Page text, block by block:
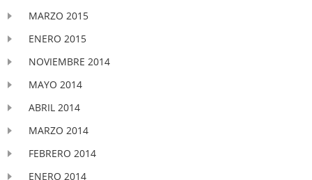
MARZO 2015
ENERO 2015
NOVIEMBRE 2014
MAYO 2014
ABRIL 2014
MARZO 2014
FEBRERO 2014
ENERO 2014